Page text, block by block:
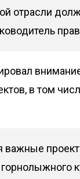
отрасли
в том
важные